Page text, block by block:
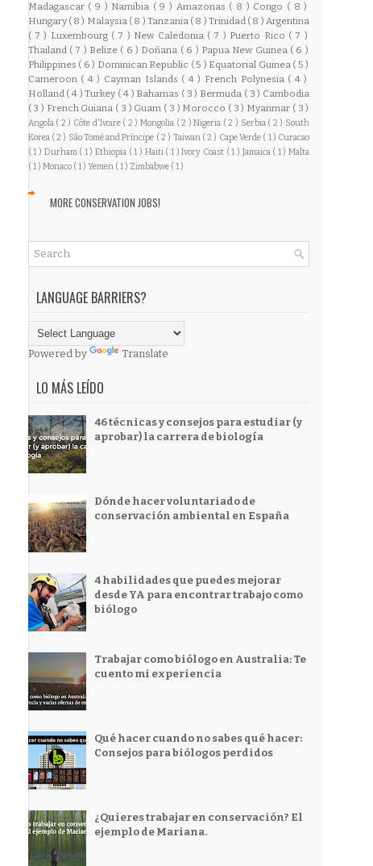
Madagascar ( 9 ) Namibia ( 9 ) Amazonas ( 8 ) Congo ( 8 )
Hungary ( 8 ) Malaysia ( 8 ) Tanzania ( 8 ) Trinidad ( 8 )Argentina
( 7 ) Luxembourg ( 7 ) New Caledonia ( 7 ) Puerto Rico ( 7 )
Thailand ( 7 ) Belize ( 6 ) Doñana ( 6 ) Papua New Guinea ( 6 )
Philippines ( 6 ) Dominican Republic ( 5 ) Equatorial Guinea ( 5 )
Cameroon ( 4 ) Cayman Islands ( 4 ) French Polynesia ( 4 )
Holland ( 4 )Turkey ( 4 ) Bahamas ( 3 ) Bermuda ( 3 ) Cambodia
( 3 ) French Guiana ( 3 ) Guam ( 3 ) Morocco ( 3 ) Myanmar ( 3 )
Angola ( 2 ) Côte d'Ivoire ( 2 ) Mongolia ( 2 )Nigeria ( 2 ) Serbia ( 2 ) South
Korea ( 2 ) São Tomé and Príncipe ( 2 ) Taiwan ( 2 ) Cape Verde ( 1 ) Curacao
( 1 ) Durham ( 1 )Ethiopia ( 1 ) Haiti ( 1 )Ivory Coast ( 1 ) Jamaica ( 1 )Malta
( 1 ) Monaco ( 1 ) Yemen ( 1 ) Zimbabwe ( 1 )
MORE CONSERVATION JOBS!
LANGUAGE BARRIERS?
Powered by Translate
LO MÁS LEÍDO
46 técnicas y consejos para estudiar (y
aprobar) la carrera de biología
Dónde hacer voluntariado de
conservación ambiental en España
4 habilidades que puedes mejorar
desde YA para encontrar trabajo como
biólogo
Trabajar como biólogo en Australia: Te
cuento mi experiencia
Qué hacer cuando no sabes qué hacer:
Consejos para biólogos perdidos
¿Quieres trabajar en conservación? El
ejemplo de Mariana.